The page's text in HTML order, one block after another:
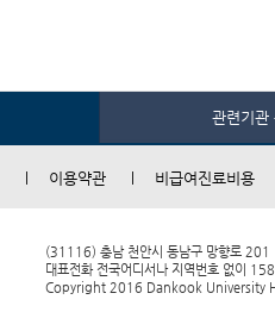
관련기관
이용약관 비급여진료비용
(31116) 충남 천안시 동남구 망향로 201
대표전화 전국어디서나 지역번호 없이
Copyright 2016 Dankook University